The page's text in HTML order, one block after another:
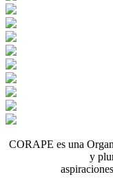
CORAPE es una
y